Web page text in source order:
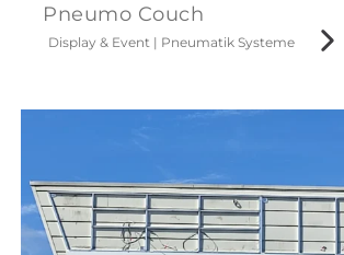
Pneumo Couch
Display & Event | Pneumatik Systeme